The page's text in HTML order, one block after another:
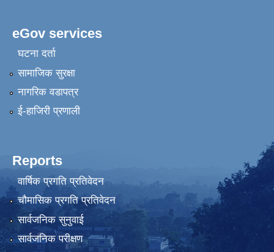
eGov services
घटना दर्ता
सामाजिक सुरक्षा
नागरिक वडापत्र
ई-हाजिरी प्रणाली
Reports
वार्षिक प्रगति प्रतिवेदन
चौमासिक प्रगति प्रतिवेदन
सार्वजनिक सुनुवाई
सार्वजनिक परीक्षण